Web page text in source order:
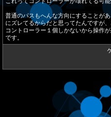
普通のパスもへんな方向にすることが
にズレてるからだと思ってたんですが
コントローラー１個しかないから操作
です。